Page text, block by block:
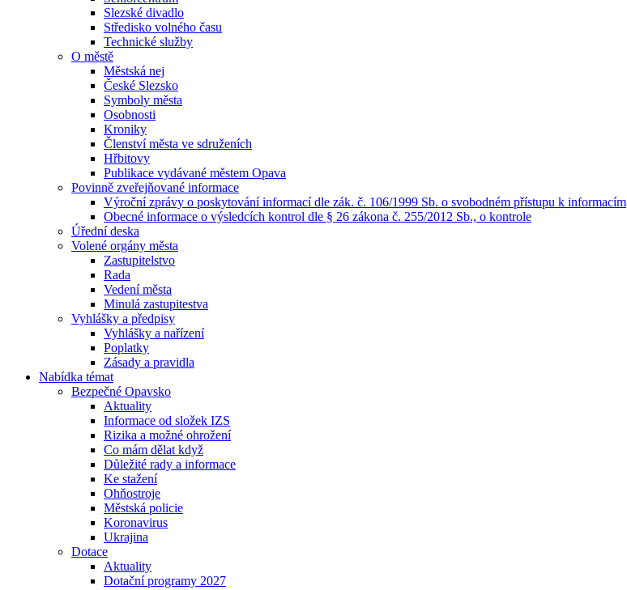
Slezské divadlo
Středisko volného času
Technické služby
O městě
Městská nej
České Slezsko
Symboly města
Osobnosti
Kroniky
Členství města ve sdruženích
Hřbitovy
Publikace vydávané městem Opava
Povinně zveřejňované informace
Výroční zprávy o poskytování informací dle zák. č. 106/1999 Sb. o svobodném přístupu k informacím
Obecné informace o výsledcích kontrol dle § 26 zákona č. 255/2012 Sb., o kontrole
Úřední deska
Volené orgány města
Zastupitelstvo
Rada
Vedení města
Minulá zastupitestva
Vyhlášky a předpisy
Vyhlášky a nařízení
Poplatky
Zásady a pravidla
Nabídka témat
Bezpečné Opavsko
Aktuality
Informace od složek IZS
Rizika a možné ohrožení
Co mám dělat když
Důležité rady a informace
Ke stažení
Ohňostroje
Městská policie
Koronavirus
Ukrajina
Dotace
Aktuality
Dotační programy 2027